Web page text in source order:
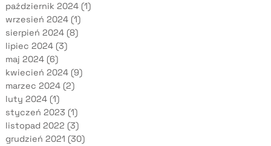
październik 2024 (1)
wrzesień 2024 (1)
sierpień 2024 (8)
lipiec 2024 (3)
maj 2024 (6)
kwiecień 2024 (9)
marzec 2024 (2)
luty 2024 (1)
styczeń 2023 (1)
listopad 2022 (3)
grudzień 2021 (30)